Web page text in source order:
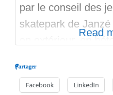
par le conseil des
skatepark de
en extérieur, en
Edge. Il a été livré
septembre 2025.
Read
Partager
Facebook LinkedIn